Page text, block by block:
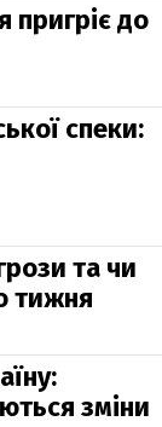
пригріє до
спеки:
та чи
тижня
зміни